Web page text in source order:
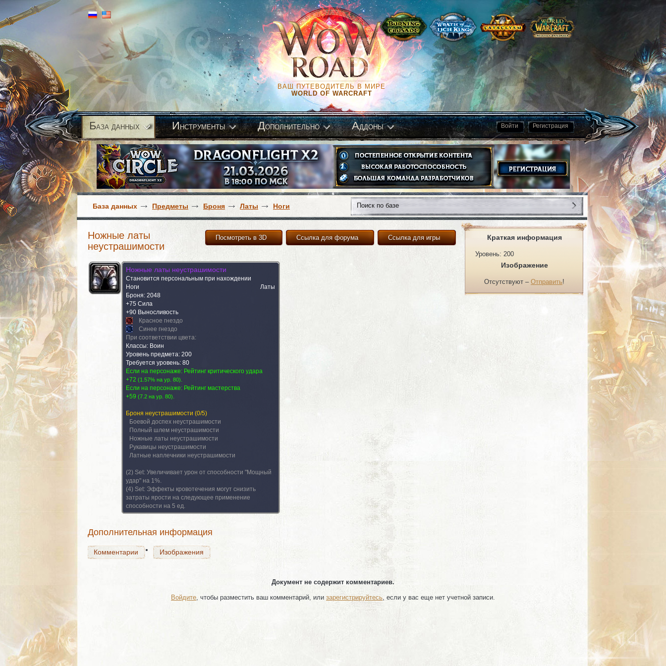
ВАШ ПУТЕВОДИТЕЛЬ В МИРЕ
WORLD OF WARCRAFT
Войти Регистрация
База данных Инструменты Дополнительно Аддоны
База данных Предметы Броня Латы Ноги
Краткая информация
Уровень: 200
Изображение
Отсутствуют – Отправить!
Ссылка для игры
Ссылка для форума
Посмотреть в 3D
Ножные латы
неустрашимости
Ножные латы неустрашимости
Становится персональным при нахождении
Ноги
Латы
Броня: 2048
+75 Сила
+90 Выносливость
Красное гнездо
Синее гнездо
При соответствии цвета:
Классы: Воин
Уровень предмета: 200
Требуется уровень: 80
Если на персонаже: Рейтинг критического удара
+72 (1.57% на yp. 80).
Если на персонаже: Рейтинг мастерства
+59 (7.2 на yp. 80).
Броня неустрашимости (0/5)
Боевой доспех неустрашимости
Полный шлем неустрашимости
Ножные латы неустрашимости
Рукавицы неустрашимости
Латные наплечники неустрашимости
(2) Set: Увеличивает урон от способности "Мощный
удар" на 1%.
(4) Set: Эффекты кровотечения могут снизить
затраты ярости на следующее применение
способности на 5 ед.
Дополнительная информация
Комментарии Изображения
Комментарии Изображения
Комментарии Изображения
Документ не содержит комментариев.
Войдите , чтобы разместить ваш комментарий, или зарегистрируйтесь , если у вас еще нет учетной записи.